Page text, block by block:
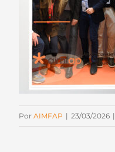
Por AIMFAP | 23/03/2026 |